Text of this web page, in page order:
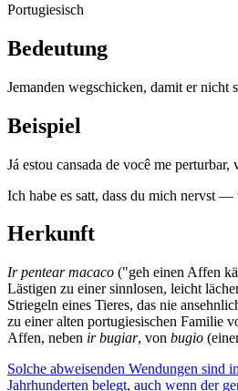
Portugiesisch
Bedeutung
Jemanden wegschicken, damit er nicht
Beispiel
Já estou cansada de você me perturbar,
Ich habe es satt, dass du mich nervst
Herkunft
Ir pentear macaco ("geh einen Affen
Lästigen zu einer sinnlosen, leicht
Striegeln eines Tieres, das nie
zu einer alten portugiesischen Familie
Affen, neben ir bugiar, von bugio
Solche abweisenden Wendungen sind
Jahrhunderten belegt, auch wenn der